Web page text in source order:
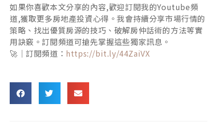
如果你喜歡本文分享的內容,歡迎訂閱我的Youtube頻
道,獲取更多房地產投資心得。我會持續分享市場行情的
策略、找出優質房源的技巧、破解房仲話術的方法等實
用訣竅。訂閱頻道可搶先掌握這些獨家訊息。
🚀｜訂閱頻道： https://bit.ly/44ZaiVX